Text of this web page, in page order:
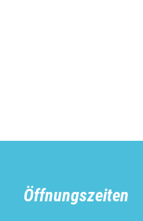
Öffnungszeiten